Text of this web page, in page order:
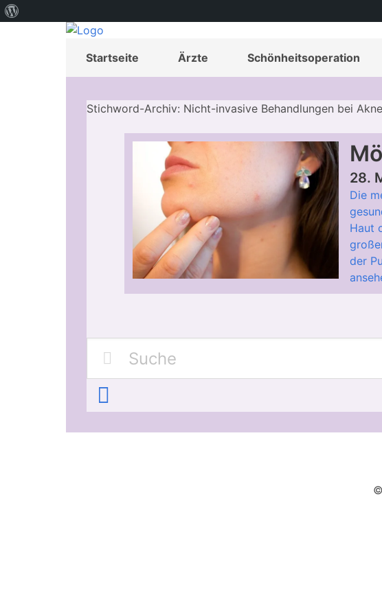
Startseite Ärzte Schönheitsoperation
Stichword-Archiv: Nicht-invasive Behandlungen bei Akne
28.
Die
Haut
der